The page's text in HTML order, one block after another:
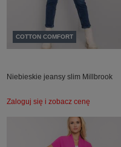
COTTON COMFORT
Niebieskie jeansy slim Millbrook
Zaloguj się i zobacz cenę